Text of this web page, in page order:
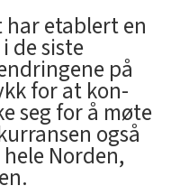
har etablert en
de siste
på
for at kon-
seg for å møte
også
Norden,